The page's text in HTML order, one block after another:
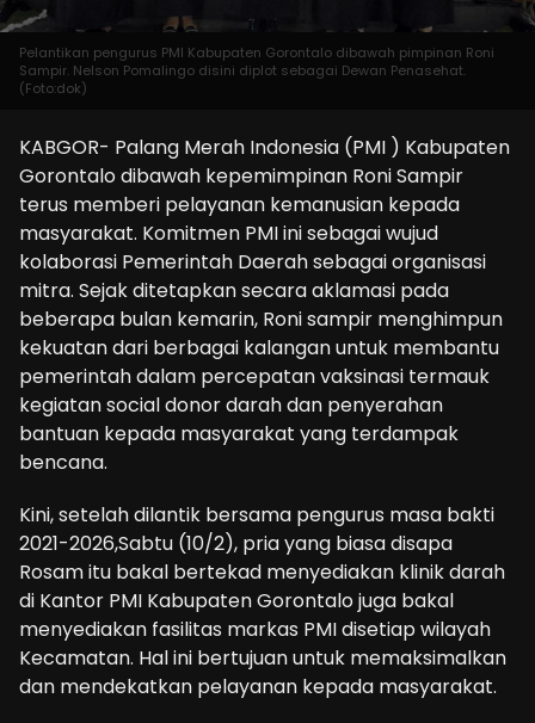
Pelantikan pengurus PMI Kabupaten Gorontalo dibawah pimpinan Roni
Sampir. Nelson Pomalingo disini diplot sebagai Dewan Penasehat.
(Foto:dok)
KABGOR- Palang Merah Indonesia (PMI ) Kabupaten
Gorontalo dibawah kepemimpinan Roni Sampir
terus memberi pelayanan kemanusian kepada
masyarakat. Komitmen PMI ini sebagai wujud
kolaborasi Pemerintah Daerah sebagai organisasi
mitra. Sejak ditetapkan secara aklamasi pada
beberapa bulan kemarin, Roni sampir menghimpun
kekuatan dari berbagai kalangan untuk membantu
pemerintah dalam percepatan vaksinasi termauk
kegiatan social donor darah dan penyerahan
bantuan kepada masyarakat yang terdampak
bencana.
Kini, setelah dilantik bersama pengurus masa bakti
2021-2026,Sabtu (10/2), pria yang biasa disapa
Rosam itu bakal bertekad menyediakan klinik darah
di Kantor PMI Kabupaten Gorontalo juga bakal
menyediakan fasilitas markas PMI disetiap wilayah
Kecamatan. Hal ini bertujuan untuk memaksimalkan
dan mendekatkan pelayanan kepada masyarakat.